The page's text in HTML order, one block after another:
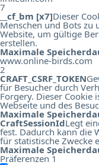
7
__cf_bm [x7]Dieser
Menschen und Bots zu
Website, um gültige
erstellen.
Maximale
www.online-birds.com
2
CRAFT_CSRF_TOKEN
für Besucher durch
Forgery. Dieser Cookie
Webseite und des
Maximale
CraftSessionIdLegt
fest. Dadurch kann die
für statistische Zwecke
Maximale
Präferenzen 1